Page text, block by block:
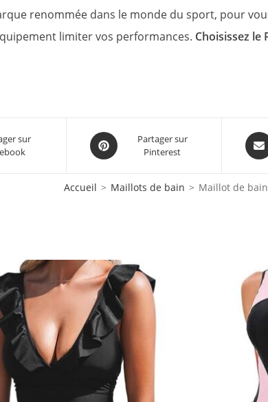
renommée dans le monde du sport, pour
limiter vos performances. Choisissez le
sur
Opens
in
new
Partager sur
Pinterest
in
new
Accueil > Maillots de bain > Maillot de